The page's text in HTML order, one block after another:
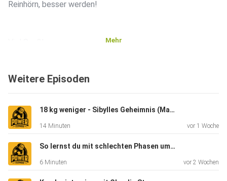
Reinhörn, besser werden!
Website: www.powerfitness.at
Dein Erfolgskonzept: The Execute Methode
Instagram (Gast): Nils Heim
Mehr
Weitere Episoden
18 kg weniger - Sibylles Geheimnis (Mama wollte wieder fit für ihr Kind sein)
14 Minuten vor 1 Woche
So lernst du mit schlechten Phasen umzugehen (Musterbrechen)
6 Minuten vor 2 Wochen